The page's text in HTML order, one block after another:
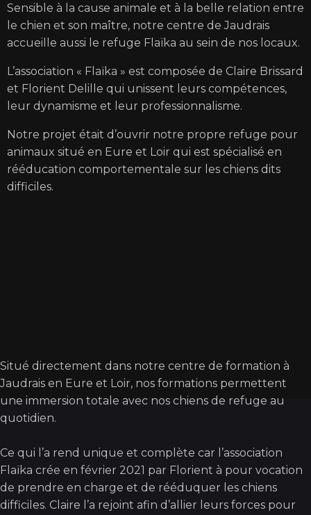
Sensible à la cause animale et à la belle relation entre
le chien et son maître, notre centre de Jaudrais
accueille aussi le refuge Flaïka au sein de nos locaux.
L’association « Flaïka » est composée de Claire Brissard
et Florient Delille qui unissent leurs compétences,
leur dynamisme et leur professionnalisme.
Notre projet était d’ouvrir notre propre refuge pour
animaux situé en Eure et Loir qui est spécialisé en
rééducation comportementale sur les chiens dits
difficiles.
Situé directement dans notre centre de formation à
Jaudrais en Eure et Loir, nos formations permettent
une immersion totale avec nos chiens de refuge au
quotidien.
Ce qui l’a rend unique et complète car l’association
Flaïka crée en février 2021 par Florient à pour vocation
de prendre en charge et de rééduquer les chiens
difficiles. Claire l’a rejoint afin d’allier leurs forces pour